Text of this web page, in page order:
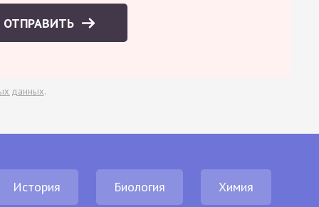
ОТПРАВИТЬ
данных.
История Биология Химия